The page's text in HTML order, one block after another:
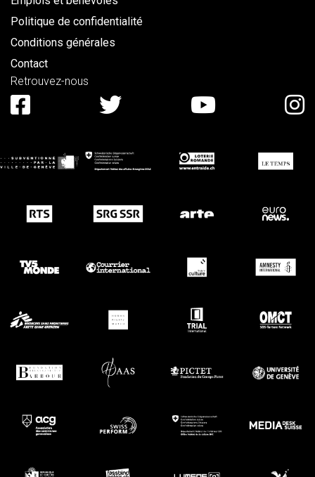
Politique de confidentialité
Conditions générales
Contact
Retrouvez-nous